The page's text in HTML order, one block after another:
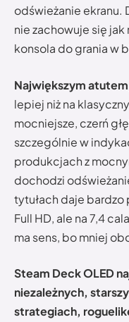
odświeżanie ekranu.
nie zachowuje się
konsola do grania w
Największym
lepiej niż na
mocniejsze, czerń
szczególnie w
produkcjach z
dochodzi
tytułach daje bardzo
Full HD, ale na 7,4
ma sens, bo mniej
Steam Deck OLED
niezależnych,
strategiach,